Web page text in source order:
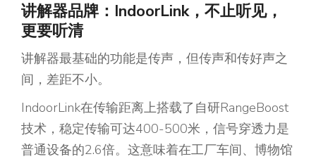
讲解器品牌：IndoorLink，不止听见，
更要听清
讲解器最基础的功能是传声，但传声和传好声之
间，差距不小。
IndoorLink在传输距离上搭载了自研RangeBoost
技术，稳定传输可达400-500米，信号穿透力是
普通设备的2.6倍。这意味着在工厂车间、博物馆